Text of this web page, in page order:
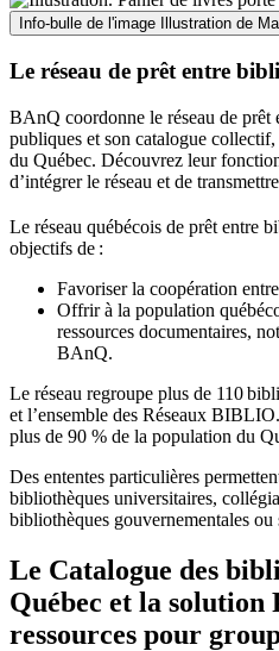
Info-bulle de l'image Illustration de
Le réseau de prêt entre
BAnQ coordonne le réseau de
publiques et son catalogue
du Québec. Découvrez leur
d’intégrer le réseau et de
Le réseau québécois de prêt entre
objectifs de :
Favoriser la coopération
Offrir à la population
ressources documentaires,
BAnQ.
Le réseau regroupe plus de 110
et l’ensemble des Réseaux
plus de 90 % de la population du
Des ententes particulières
bibliothèques universitaires,
bibliothèques gouvernementales ou
Le Catalogue des
Québec et la solution
ressources pour